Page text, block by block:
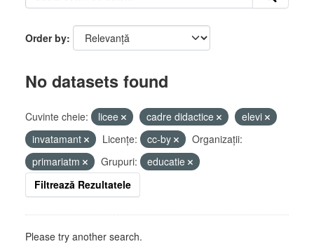
Order by
No datasets found
Cuvinte cheie: licee cadre didactice
elevi
invatamant
Licenţe: cc-by
Organizații:
primariatm
Grupuri:
educatie
Filtrează Rezultatele
Please try another search.